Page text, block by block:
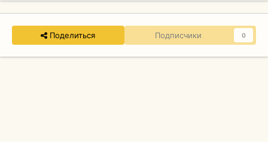
Поделиться Подписчики 0